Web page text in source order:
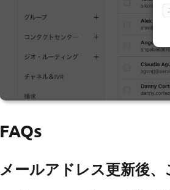
FAQs
メールアドレス更新後